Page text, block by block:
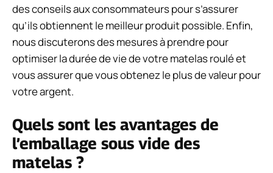
des conseils aux consommateurs pour s’assurer
qu’ils obtiennent le meilleur produit possible. Enfin,
nous discuterons des mesures à prendre pour
optimiser la durée de vie de votre matelas roulé et
vous assurer que vous obtenez le plus de valeur pour
votre argent.
Quels sont les avantages de
l’emballage sous vide des
matelas ?